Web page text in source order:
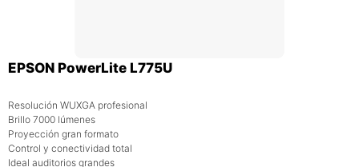
EPSON PowerLite L775U
Resolución WUXGA profesional
Brillo 7000 lúmenes
Proyección gran formato
Control y conectividad total
Ideal auditorios grandes